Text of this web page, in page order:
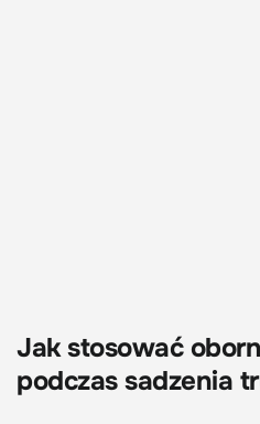
Jak stosować
podczas sadzenia